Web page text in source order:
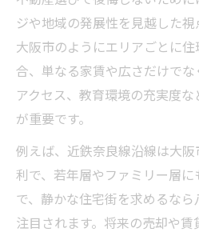
ジや地域の発展性を見越した
大阪市のようにエリアごとに
合、単なる家賃や広さだけで
アクセス、教育環境の充実度
が重要です。
例えば、近鉄奈良線沿線は大
利で、若年層やファミリー層
で、静かな住宅街を求めるな
注目されます。将来の売却や